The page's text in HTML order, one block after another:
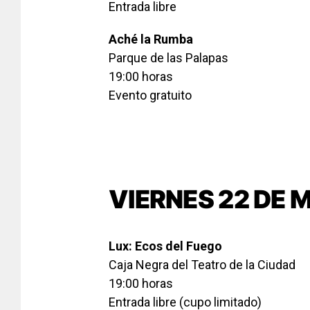
Entrada libre
Aché la Rumba
Parque de las Palapas
19:00 horas
Evento gratuito
VIERNES 22 DE
Lux: Ecos del Fuego
Caja Negra del Teatro de la Ciudad
19:00 horas
Entrada libre (cupo limitado)